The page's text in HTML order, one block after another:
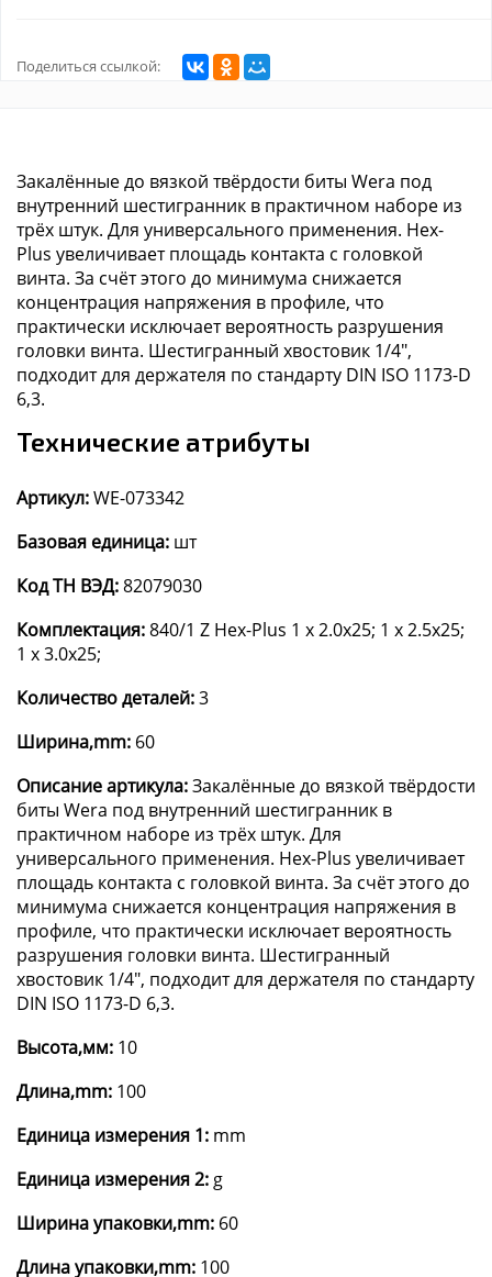
Поделиться ссылкой:
Закалённые до вязкой твёрдости биты Wera под
внутренний шестигранник в практичном наборе из
трёх штук. Для универсального применения. Hex-
Plus увеличивает площадь контакта с головкой
винта. За счёт этого до минимума снижается
концентрация напряжения в профиле, что
практически исключает вероятность разрушения
головки винта. Шестигранный хвостовик 1/4",
подходит для держателя по стандарту DIN ISO 1173-D
6,3.
Технические атрибуты
Артикул:WE-073342
Базовая единица: шт
Код ТН ВЭД:82079030
Комплектация:840/1 Z Hex-Plus 1 x 2.0x25; 1 x 2.5x25;
1 x 3.0x25;
Количество деталей:3
Ширина,mm: 60
Описание артикула:Закалённые до вязкой твёрдости
биты Wera под внутренний шестигранник в
практичном наборе из трёх штук. Для
универсального применения. Hex-Plus увеличивает
площадь контакта с головкой винта. За счёт этого до
минимума снижается концентрация напряжения в
профиле, что практически исключает вероятность
разрушения головки винта. Шестигранный
хвостовик 1/4", подходит для держателя по стандарту
DIN ISO 1173-D 6,3.
Высота,мм: 10
Длина,mm: 100
Единица измерения 1: mm
Единица измерения 2: g
Ширина упаковки,mm: 60
Длина упаковки,mm: 100